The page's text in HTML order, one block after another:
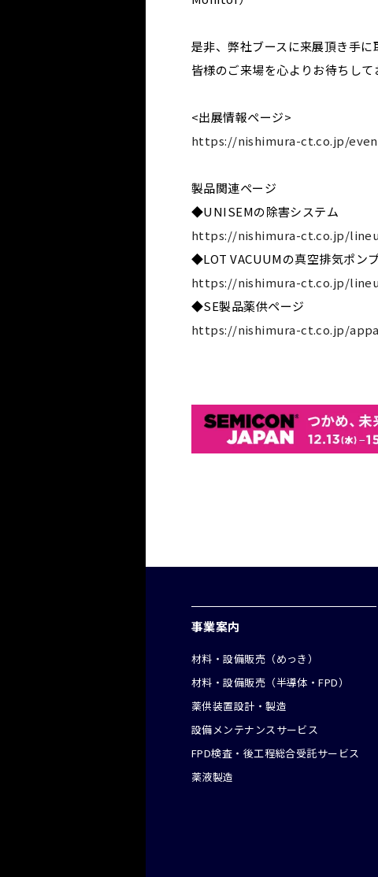
是非、弊社ブースに来展頂き手に
皆様のご来場を心よりお待ちして
<出展情報ページ>
https://nishimura-ct.co.jp/
製品関連ページ
◆UNISEMの除害システム
https://nishimura-ct.co.jp/
◆LOT VACUUMの真空排気ポン
https://nishimura-ct.co.jp/
◆SE製品薬供ページ
https://nishimura-ct.co.jp/
事業案内
材料・設備販売（めっき）
材料・設備販売（半導体・FPD）
薬供装置設計・製造
設備メンテナンスサービス
FPD検査・後工程総合受託サービス
薬液製造